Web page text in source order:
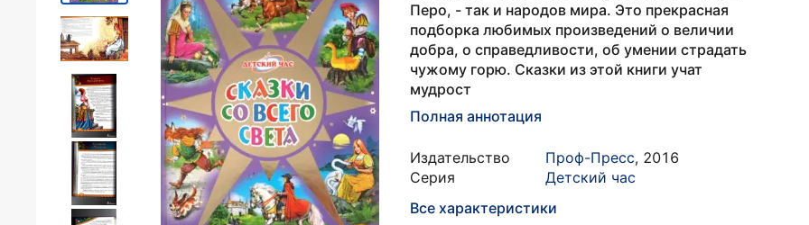
Перо, - так и народов мира. Это прекрасная
подборка любимых произведений о величии
добра, о справедливости, об умении страдать
чужому горю. Сказки из этой книги учат
мудрост
Полная аннотация
Издательство Проф-Пресс, 2016
Серия
Детский час
Все характеристики